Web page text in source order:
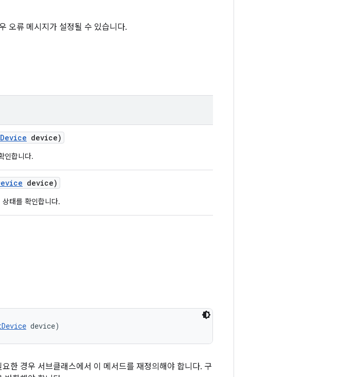
오류 메시지가 설정될 수 있습니다.
Device device)
인합니다.
device)
태를 확인합니다.
device)
한 경우 서브클래스에서 이 메서드를 재정의해야 합니다. 구